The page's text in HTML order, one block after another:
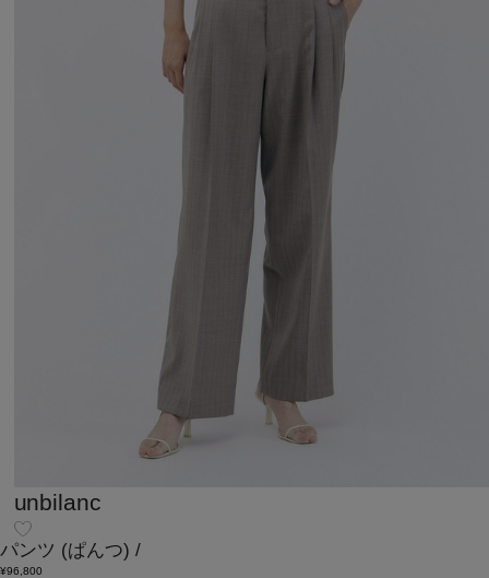
unbilanc
パンツ (ぱんつ) /
¥96,800